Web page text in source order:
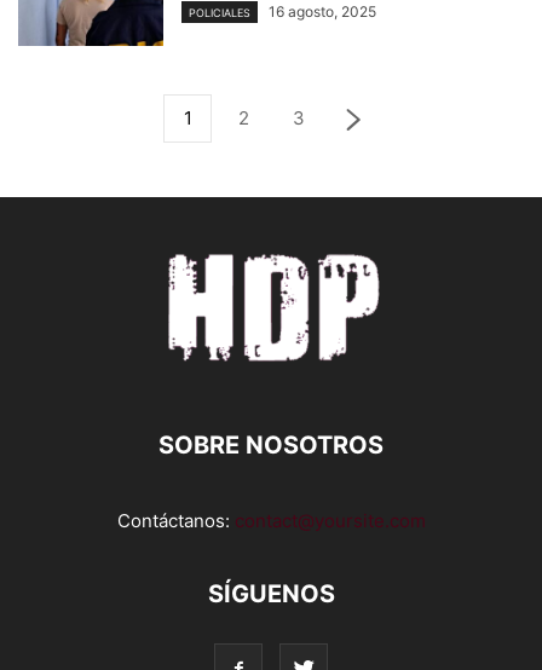
POLICIALES 16 agosto, 2025
1 2 3
SOBRE NOSOTROS
Contáctanos: contact@yoursite.com
SÍGUENOS